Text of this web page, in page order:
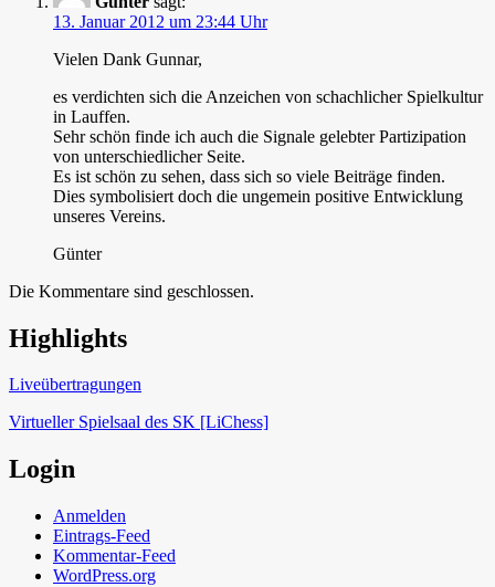
13. Januar 2012 um 23:44 Uhr
Vielen Dank Gunnar,
es verdichten sich die Anzeichen von schachlicher Spielkultur
in Lauffen.
Sehr schön finde ich auch die Signale gelebter Partizipation
von unterschiedlicher Seite.
Es ist schön zu sehen, dass sich so viele Beiträge finden.
Dies symbolisiert doch die ungemein positive Entwicklung
unseres Vereins.
Günter
Die Kommentare sind geschlossen.
Schach in Lauffen
Highlights
Liveübertragungen
Virtueller Spielsaal des SK [LiChess]
Login
Anmelden
Eintrags-Feed
Kommentar-Feed
WordPress.org